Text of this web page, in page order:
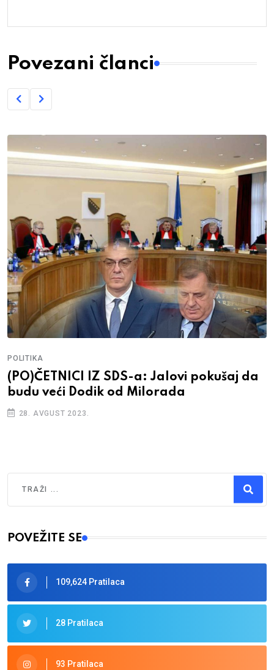
Povezani članci
POLITIKA
(PO)ČETNICI IZ SDS-a: Jalovi pokušaj da
budu veći Dodik od Milorada
28. AVGUST 2023.
Type 2 or more characters for results.
POVEŽITE SE
109,624 Pratilaca
28 Pratilaca
93 Pratilaca